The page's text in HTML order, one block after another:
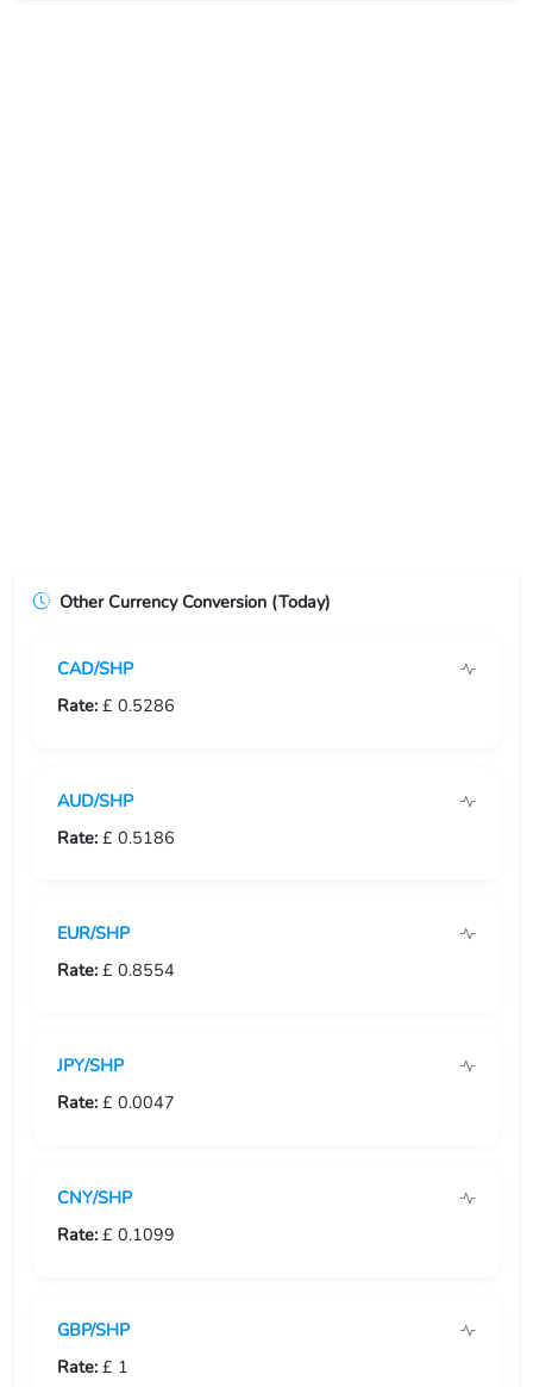
USD/GBP
USD/GHS
USD/GMD
USD/GYD
USD/HNL
USD/HUF
Other Currency Conversion (Today)
CAD/SHP
Rate: £ 0.5286
AUD/SHP
Rate: £ 0.5186
EUR/SHP
Rate: £ 0.8554
JPY/SHP
Rate: £ 0.0047
CNY/SHP
Rate: £ 0.1099
GBP/SHP
Rate: £ 1